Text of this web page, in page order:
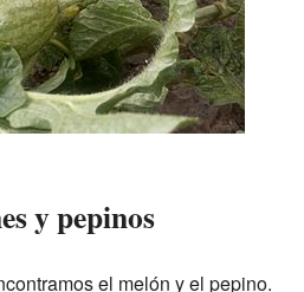
y pepinos
el melón y el pepino.